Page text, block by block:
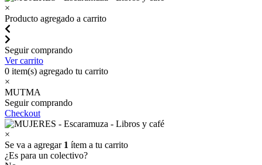
×
Producto agregado a carrito
Seguir comprando
Ver carrito
0 item(s) agregado tu carrito
×
MUTMA
Seguir comprando
Checkout
×
Se va a agregar 1 ítem a tu carrito
¿Es para un colectivo?